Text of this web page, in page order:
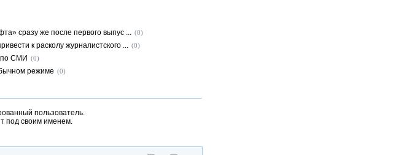
сразу же после первого выпус ... (0)
к расколу журналистского ... (0)
по СМИ (0)
режиме (0)
пользователь.
под своим именем.